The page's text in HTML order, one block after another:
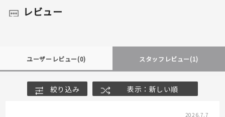
レビュー
ユーザーレビュー(0) スタッフレビュー(1)
絞り込み 表示：新しい順
2026.7.7